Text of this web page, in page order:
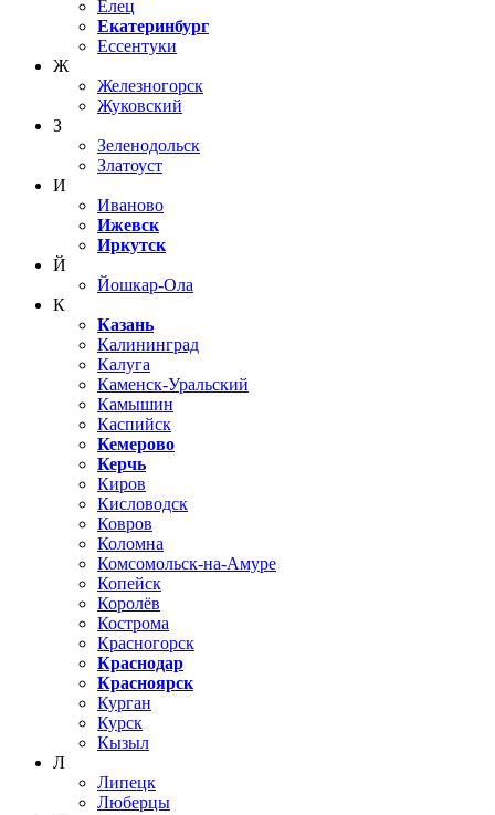
Елец
Екатеринбург
Ессентуки
Ж
Железногорск
Жуковский
З
Зеленодольск
Златоуст
И
Иваново
Ижевск
Иркутск
Й
Йошкар-Ола
К
Казань
Калининград
Калуга
Каменск-Уральский
Камышин
Каспийск
Кемерово
Керчь
Киров
Кисловодск
Ковров
Коломна
Комсомольск-на-Амуре
Копейск
Королёв
Кострома
Красногорск
Краснодар
Красноярск
Курган
Курск
Кызыл
Л
Липецк
Люберцы